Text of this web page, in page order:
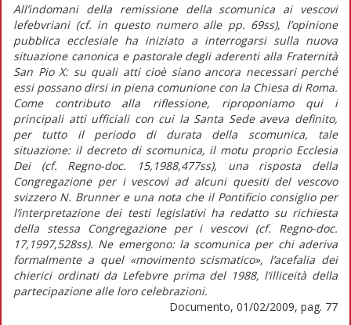
All’indomani della remissione della scomunica ai vescovi
lefebvriani (cf. in questo numero alle pp. 69ss), l’opinione
pubblica ecclesiale ha iniziato a interrogarsi sulla nuova
situazione canonica e pastorale degli aderenti alla Fraternità
San Pio X: su quali atti cioè siano ancora necessari perché
essi possano dirsi in piena comunione con la Chiesa di Roma.
Come contributo alla riflessione, riproponiamo qui i
principali atti ufficiali con cui la Santa Sede aveva definito,
per tutto il periodo di durata della scomunica, tale
situazione: il decreto di scomunica, il motu proprio Ecclesia
Dei (cf. Regno-doc. 15,1988,477ss), una risposta della
Congregazione per i vescovi ad alcuni quesiti del vescovo
svizzero N. Brunner e una nota che il Pontificio consiglio per
l’interpretazione dei testi legislativi ha redatto su richiesta
della stessa Congregazione per i vescovi (cf. Regno-doc.
17,1997,528ss). Ne emergono: la scomunica per chi aderiva
formalmente a quel «movimento scismatico», l’acefalia dei
chierici ordinati da Lefebvre prima del 1988, l’illiceità della
partecipazione alle loro celebrazioni.
Documento, 01/02/2009, pag. 77